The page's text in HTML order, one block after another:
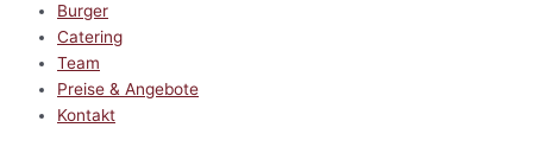
Burger
Catering
Team
Preise & Angebote
Kontakt